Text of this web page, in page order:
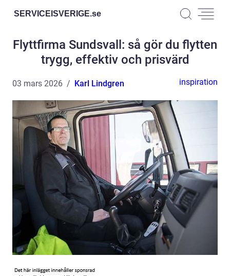
SERVICEISVERIGE.se
Flyttfirma Sundsvall: så gör du flytten
trygg, effektiv och prisvärd
03 mars 2026 Karl Lindgren inspiration